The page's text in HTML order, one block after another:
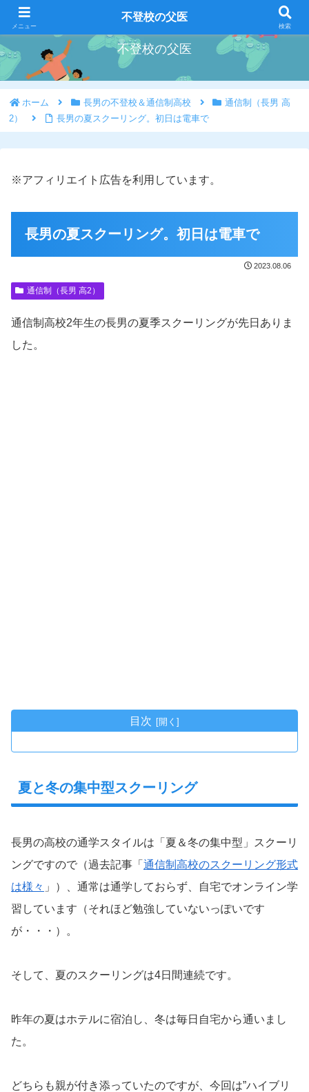
好きな事を好きな時にやろう
不登校の父医
ホーム 長男の不登校＆通信制高校
通信制（長男 高
2）
長男の夏スクーリング。初日は電車で
※アフィリエイト広告を利用しています。
長男の夏スクーリング。初日は電車で
2023.08.06
通信制（長男 高2）
通信制高校2年生の長男の夏季スクーリングが先日ありま
した。
目次
夏と冬の集中型スクーリング
長男の高校の通学スタイルは「夏＆冬の集中型」スクーリ
ングですので（過去記事「 通信制高校のスクーリング形式
は様々 」）、通常は通学しておらず、自宅でオンライン学
習しています（それほど勉強していないっぽいです
が・・・）。
そして、夏のスクーリングは4日間連続です。
昨年の夏はホテルに宿泊し、冬は毎日自宅から通いまし
た。
どちらも親が付き添っていたのですが、今回は”ハイブリ
メニュー
不登校の父医
検索